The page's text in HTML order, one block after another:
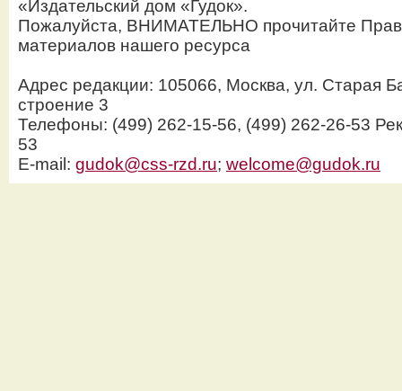
«Издательский дом «Гудок».
Пожалуйста, ВНИМАТЕЛЬНО прочитайте
материалов нашего ресурса
Адрес редакции: 105066, Москва, ул. Старая
строение 3
Телефоны: (499) 262-15-56, (499) 262-26-53
53
E-mail: gudok@css-rzd.ru; welcome@gudok.ru